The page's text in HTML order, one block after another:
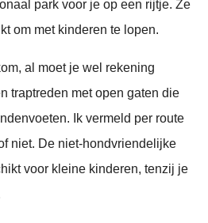
park voor je op een rijtje. Ze
om met kinderen te lopen.
al moet je wel rekening
traptreden met open gaten die
Ik vermeld per route
niet. De niet-hondvriendelijke
voor kleine kinderen, tenzij je